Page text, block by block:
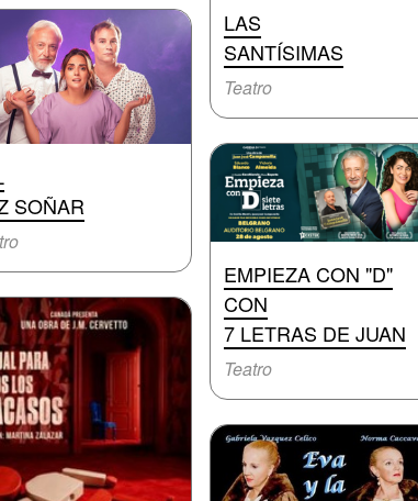
LAS
SANTÍSIMAS
Teatro
SOÑAR
EMPIEZA CON "D"
CON
7 LETRAS DE JUAN
Teatro